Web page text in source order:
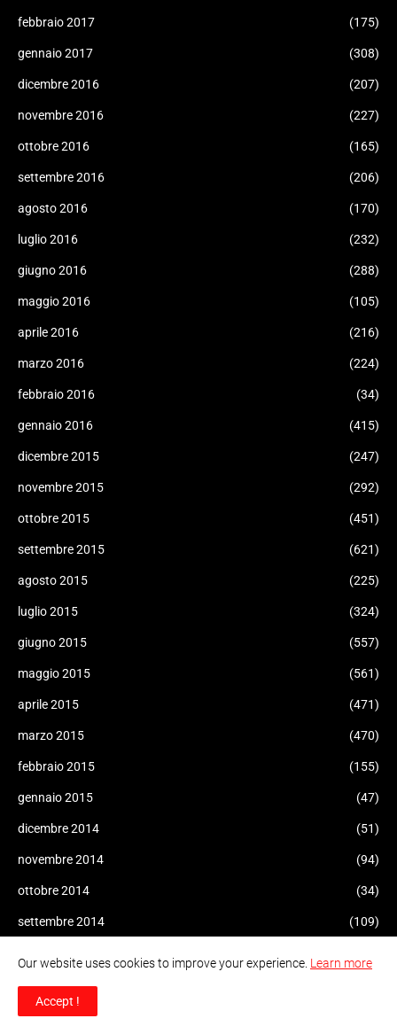
febbraio 2017 (175)
gennaio 2017 (308)
dicembre 2016 (207)
novembre 2016 (227)
ottobre 2016 (165)
settembre 2016 (206)
agosto 2016 (170)
luglio 2016 (232)
giugno 2016 (288)
maggio 2016 (105)
aprile 2016 (216)
marzo 2016 (224)
febbraio 2016 (34)
gennaio 2016 (415)
dicembre 2015 (247)
novembre 2015 (292)
ottobre 2015 (451)
settembre 2015 (621)
agosto 2015 (225)
luglio 2015 (324)
giugno 2015 (557)
maggio 2015 (561)
aprile 2015 (471)
marzo 2015 (470)
febbraio 2015 (155)
gennaio 2015 (47)
dicembre 2014 (51)
novembre 2014 (94)
ottobre 2014 (34)
settembre 2014 (109)
luglio 2014
giugno 2014
Our website uses cookies to improve your experience. Learn more
Accept !